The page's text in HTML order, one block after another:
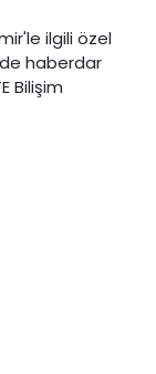
ilgili özel
haberdar
Bilişim